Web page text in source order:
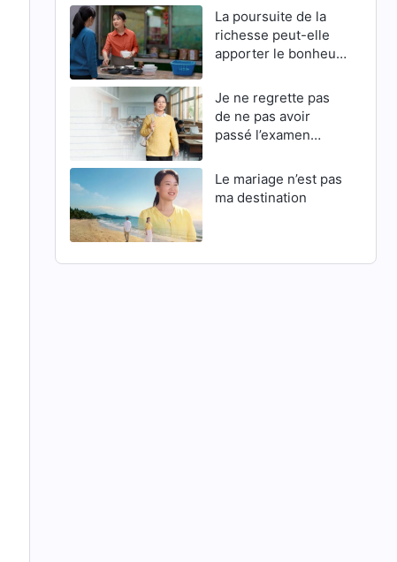
La poursuite de la
richesse peut-elle
apporter le bonheur
Je ne regrette pas
de ne pas avoir
passé l’examen
Le mariage n’est pas
ma destination